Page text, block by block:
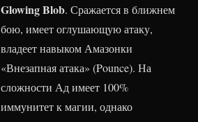
Glowing Blob. Сражается в ближнем
бою, имеет оглушающую атаку,
владеет навыком Амазонки
«Внезапная атака» (Pounce). На
сложности Ад имеет 100%
иммунитет к магии, однако